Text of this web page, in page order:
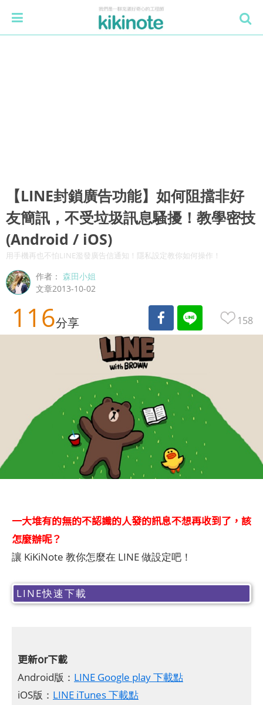
【LINE封鎖廣告功能】如何阻擋非好
友簡訊，不受垃圾訊息騷擾！教學密技
(Android / iOS)
用手機再也不怕LINE濫發廣告信通知！隱私設定教你如何操作！
作者：森田小姐
文章2013-10-02
116分享 158
一大堆有的無的不認識的人發的訊息不想再收到了，該
怎麼辦呢？
讓 KiKiNote 教你怎麼在 LINE 做設定吧！
LINE快速下載
更新or下載
Android版： LINE Google play 下載點
iOS版： LINE iTunes 下載點